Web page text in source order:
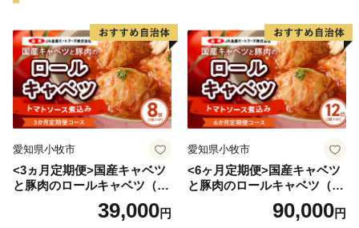
チーフとした「たか坊」が町のＰＲをしています。
★ABCテレビのニュース情報番組「キャスト」で「 畑
中義和商店 」” つやの玉 ”が紹介されました！
👉 『つやの玉』・『こんにゃく美肌たおる』×2ｾｯﾄ
愛知県小牧市
<3ヵ月定期便>国産キャベツ
と豚肉のロールキャベツ（4P
39,000円
愛知県小牧市
<6ヶ月定期便>国産キャベツ
と豚肉のロールキャベツ（6P
90,000円